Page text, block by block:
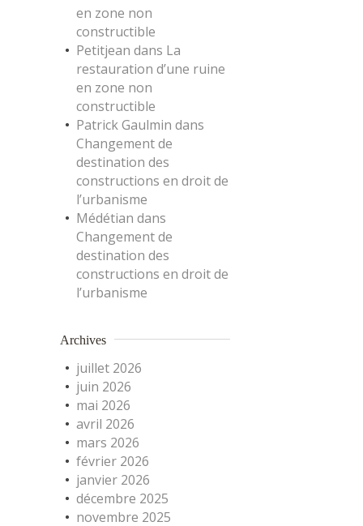
en zone non
constructible
Petitjean dans La
restauration d’une ruine
en zone non
constructible
Patrick Gaulmin dans
Changement de
destination des
constructions en droit de
l’urbanisme
Médétian dans
Changement de
destination des
constructions en droit de
l’urbanisme
Archives
juillet 2026
juin 2026
mai 2026
avril 2026
mars 2026
février 2026
janvier 2026
décembre 2025
novembre 2025